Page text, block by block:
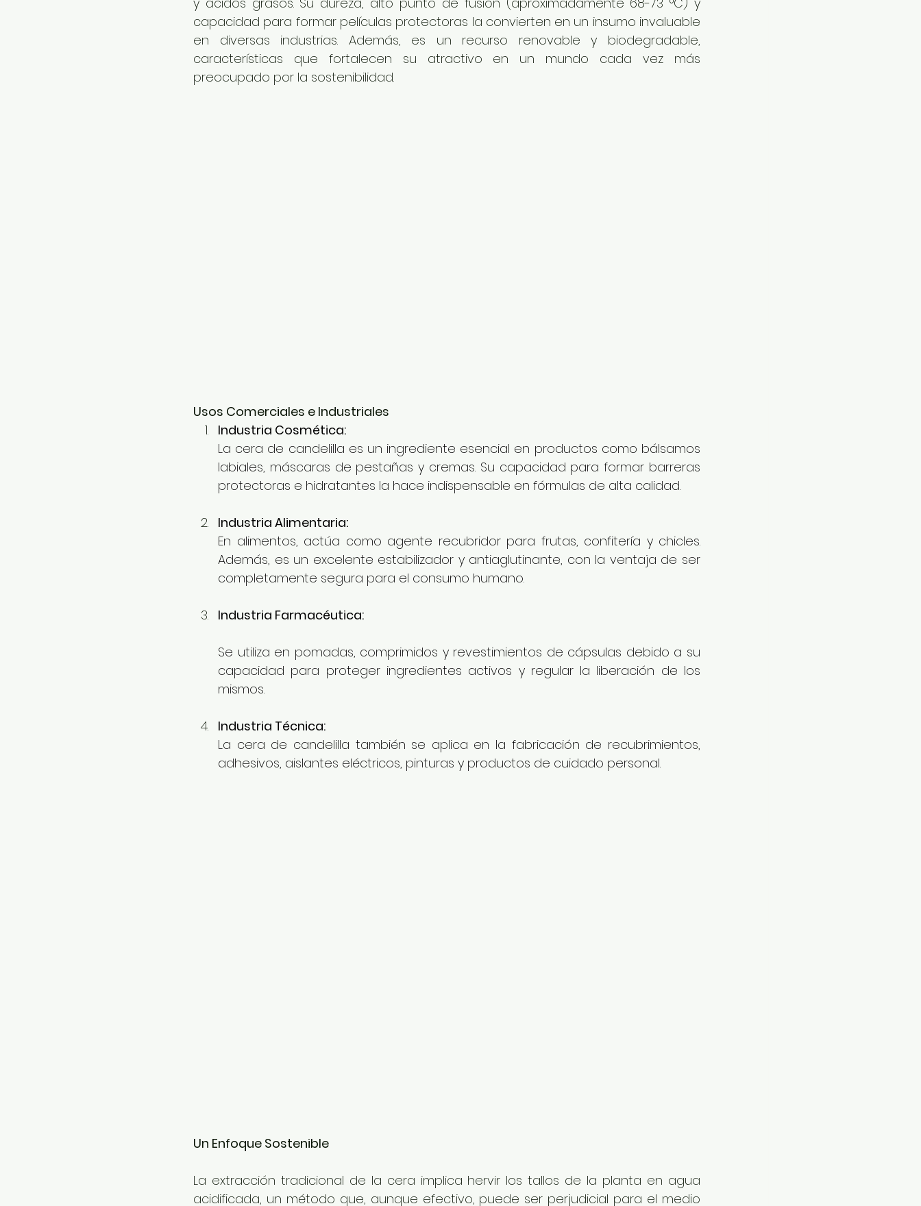
capacidad para formar películas protectoras la convierten en un insumo invaluable
en diversas industrias. Además, es un recurso renovable y biodegradable,
características que fortalecen su atractivo en un mundo cada vez más
preocupado por la sostenibilidad.
Usos Comerciales e Industriales
Industria Cosmética:
La cera de candelilla es un ingrediente esencial en productos como bálsamos
labiales, máscaras de pestañas y cremas. Su capacidad para formar barreras
protectoras e hidratantes la hace indispensable en fórmulas de alta calidad.
Industria Alimentaria:
En alimentos, actúa como agente recubridor para frutas, confitería y chicles.
Además, es un excelente estabilizador y antiaglutinante, con la ventaja de ser
completamente segura para el consumo humano.
Industria Farmacéutica:
Se utiliza en pomadas, comprimidos y revestimientos de cápsulas debido a su
capacidad para proteger ingredientes activos y regular la liberación de los
mismos.
Industria Técnica:
La cera de candelilla también se aplica en la fabricación de recubrimientos,
adhesivos, aislantes eléctricos, pinturas y productos de cuidado personal.
Un Enfoque Sostenible
La extracción tradicional de la cera implica hervir los tallos de la planta en agua
acidificada, un método que, aunque efectivo, puede ser perjudicial para el medio